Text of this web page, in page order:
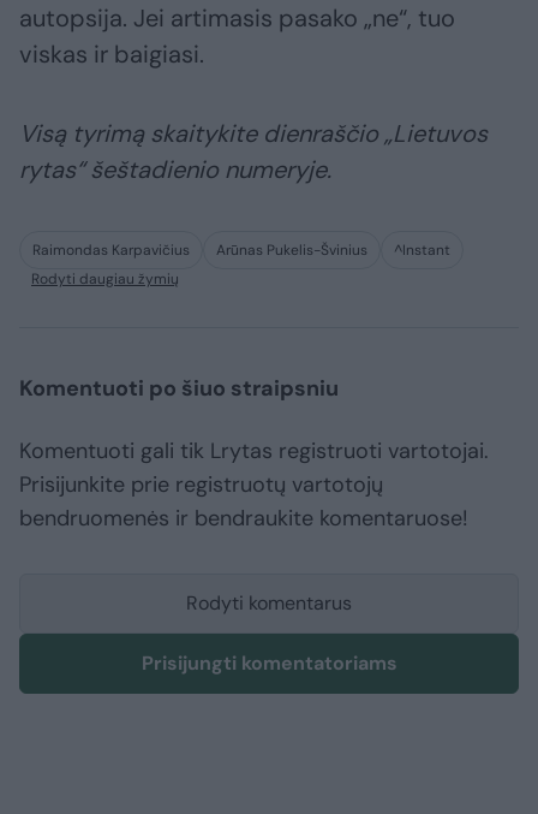
autopsija. Jei artimasis pasako „ne“, tuo
viskas ir baigiasi.
Visą tyrimą skaitykite dienraščio „Lietuvos
rytas“ šeštadienio numeryje.
Raimondas Karpavičius Arūnas Pukelis-Švinius
^Instant
Rodyti daugiau žymių
Komentuoti po šiuo straipsniu
Komentuoti gali tik Lrytas registruoti vartotojai.
Prisijunkite prie registruotų vartotojų
bendruomenės ir bendraukite komentaruose!
Rodyti komentarus
Prisijungti komentatoriams